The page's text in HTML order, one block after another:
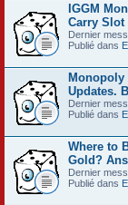
IGGM
Carry Slot
Dernier
Publié dans
Monopoly
Updates.
Dernier
Publié dans
Where to
Gold?
Dernier
Publié dans